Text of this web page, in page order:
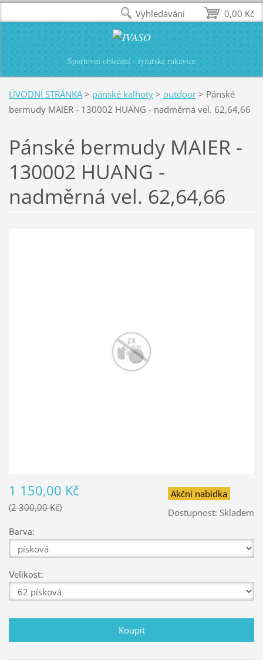
Sportovní oblečení - lyžařské rukavice
ÚVODNÍ STRÁNKA > pánské kalhoty > outdoor > Pánské
bermudy MAIER - 130002 HUANG - nadměrná vel. 62,64,66
Pánské bermudy MAIER -
130002 HUANG -
nadměrná vel. 62,64,66
Akční nabídka
Dostupnost: Skladem
1 150,00 Kč
2 300,00 Kč
Barva:
Velikost:
0,00 Kč
Vyhledávání